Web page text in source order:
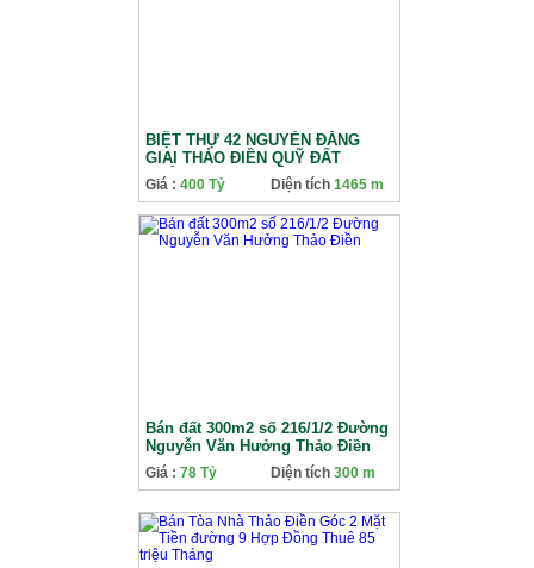
BIỆT THỰ 42 NGUYỄN ĐĂNG
GIAI THẢO ĐIỀN QUỸ ĐẤT
KHỦNG 1464M2 GẦN GA METRO
DÒNG TIỀN 10000 đô THÁNG
Giá : 400 Tỷ Diện tích 1465 m
Bán đất 300m2 số 216/1/2 Đường
Nguyễn Văn Hưởng Thảo Điền
Giá : 78 Tỷ Diện tích 300 m